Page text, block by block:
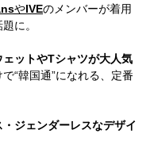
やIVEのメンバーが着用
に。
ェットやTシャツが大人気
韓国通”になれる、定番
ジェンダーレスなデザイ